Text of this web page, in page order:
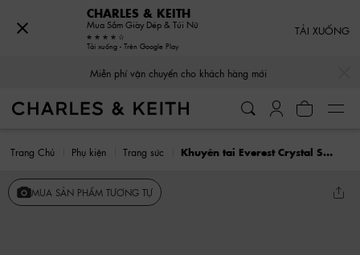
Miễn phí vận chuyển cho khách hàng mới
Trang Chủ Phụ kiện Trang sức Khuyên tai Everest Crystal Star
MUA SẢN PHẨM TƯƠNG TỰ
CHARLES & KEITH
Mua Sắm Giày Dép & Túi Nữ
Tải xuống - Trên Google Play
TẢI XUỐNG